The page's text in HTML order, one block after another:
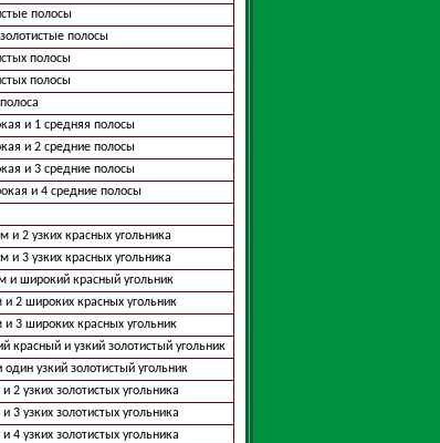
полосы
полосы
полосы
полосы
и 1 средняя полосы
и 2 средние полосы
и 3 средние полосы
и 4 средние полосы
и 2 узких красных угольника
и 3 узких красных угольника
и широкий красный угольник
2 широких красных угольник
3 широких красных угольник
красный и узкий золотистый угольник
узкий золотистый угольник
2 узких золотистых угольника
3 узких золотистых угольника
4 узких золотистых угольника